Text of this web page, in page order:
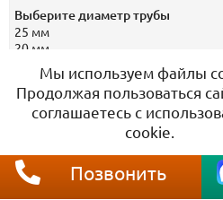
Выберите диаметр трубы
25 мм
20 мм
Гарантия от
Материал
Штанга карнизаПозвонить
Мы используем файлы
Продолжая пользоваться
соглашаетесь с
cookie.